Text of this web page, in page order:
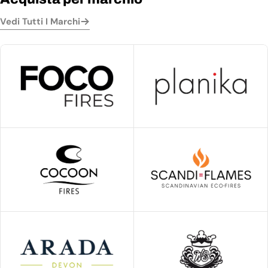
Vedi Tutti I Marchi